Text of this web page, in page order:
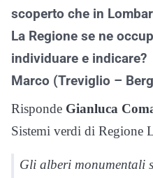
scoperto che in
La Regione se ne
individuare e indicare?
Marco (Treviglio –
Risponde Gianluca
Sistemi verdi di Regione
Gli alberi monumentali